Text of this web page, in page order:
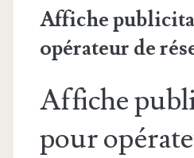
Affiche
opérateur de
Affiche
pour